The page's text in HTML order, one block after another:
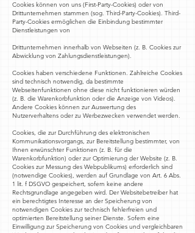
Cookies können von uns (First-Party-Cookies) oder von
Drittunternehmen stammen (sog. Third-Party-Cookies). Third-
Party-Cookies ermöglichen die Einbindung bestimmter
Dienstleistungen von
Drittunternehmen innerhalb von Webseiten (z. B. Cookies zur
Abwicklung von Zahlungsdienstleistungen).
Cookies haben verschiedene Funktionen. Zahlreiche Cookies
sind technisch notwendig, da bestimmte
Webseitenfunktionen ohne diese nicht funktionieren würden
(z. B. die Warenkorbfunktion oder die Anzeige von Videos).
Andere Cookies können zur Auswertung des
Nutzerverhaltens oder zu Werbezwecken verwendet werden.
Cookies, die zur Durchführung des elektronischen
Kommunikationsvorgangs, zur Bereitstellung bestimmter, von
Ihnen erwünschter Funktionen (z. B. für die
Warenkorbfunktion) oder zur Optimierung der Website (z. B.
Cookies zur Messung des Webpublikums) erforderlich sind
(notwendige Cookies), werden auf Grundlage von Art. 6 Abs.
1 lit. f DSGVO gespeichert, sofern keine andere
Rechtsgrundlage angegeben wird. Der Websitebetreiber hat
ein berechtigtes Interesse an der Speicherung von
notwendigen Cookies zur technisch fehlerfreien und
optimierten Bereitstellung seiner Dienste. Sofern eine
Einwilligung zur Speicherung von Cookies und vergleichbaren